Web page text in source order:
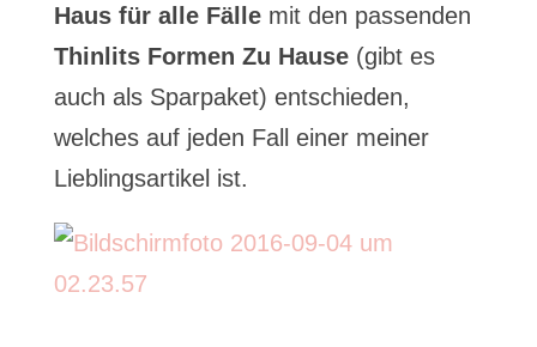
Haus für alle Fällemit den passenden
Thinlits Formen Zu Hause(gibt es
auch als Sparpaket) entschieden,
welches auf jeden Fall einer meiner
Lieblingsartikel ist.